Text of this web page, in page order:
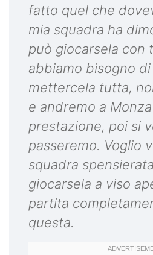
fatto quel che
mia squadra ha
può giocarsela con
abbiamo bisogno
mettercela tutta,
e andremo a
prestazione, poi si
passeremo. Voglio
squadra
giocarsela a viso
partita
questa.